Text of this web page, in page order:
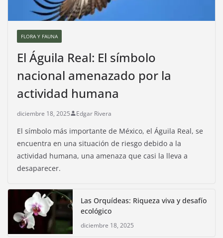
FLORA Y FAUNA
El Águila Real: El símbolo
nacional amenazado por la
actividad humana
diciembre 18, 2025 Edgar Rivera
El símbolo más importante de México, el Águila Real, se
encuentra en una situación de riesgo debido a la
actividad humana, una amenaza que casi la lleva a
desaparecer.
Las Orquídeas: Riqueza viva y desafío
ecológico
diciembre 18, 2025